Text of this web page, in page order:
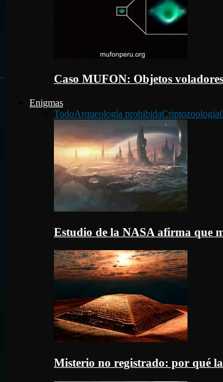
Caso MUFON: Objetos
Enigmas
TodoArqueología prohibidaCriptozoología
Estudio de la NASA afirma que
Misterio no registrado: por qué